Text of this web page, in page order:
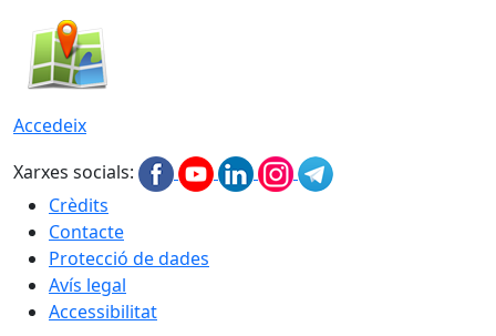
Accedeix
Xarxes socials:
Crèdits
Contacte
Protecció de dades
Avís legal
Accessibilitat